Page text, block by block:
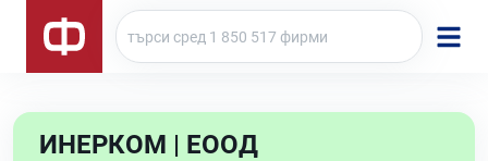
ИНЕРКОМ | ЕООД